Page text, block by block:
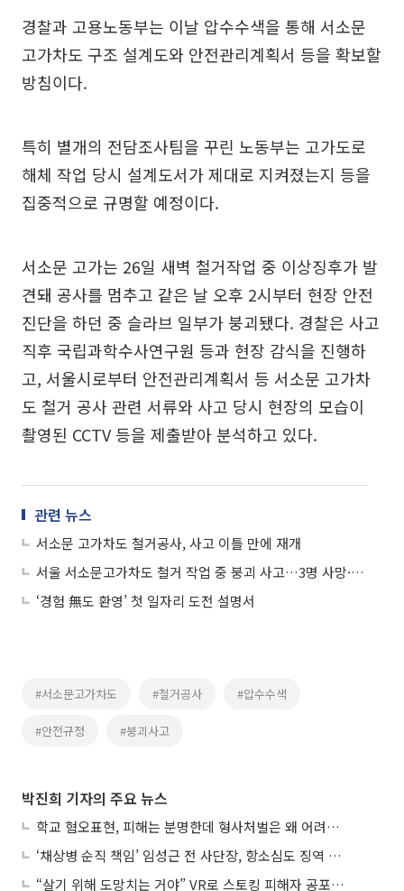
경찰과 고용노동부는 이날 압수수색을 통해 서소문
고가차도 구조 설계도와 안전관리계획서 등을 확보할
방침이다.
특히 별개의 전담조사팀을 꾸린 노동부는 고가도로
해체 작업 당시 설계도서가 제대로 지켜졌는지 등을
집중적으로 규명할 예정이다.
서소문 고가는 26일 새벽 철거작업 중 이상징후가 발
견돼 공사를 멈추고 같은 날 오후 2시부터 현장 안전
진단을 하던 중 슬라브 일부가 붕괴됐다. 경찰은 사고
직후 국립과학수사연구원 등과 현장 감식을 진행하
고, 서울시로부터 안전관리계획서 등 서소문 고가차
도 철거 공사 관련 서류와 사고 당시 현장의 모습이
촬영된 CCTV 등을 제출받아 분석하고 있다.
관련 뉴스
서소문 고가차도 철거공사, 사고 이틀 만에 재개
서울 서소문고가차도 철거 작업 중 붕괴 사고…3명 사망·3명 부상
‘경험 無도 환영’ 첫 일자리 도전 설명서
#서소문고가차도 #철거공사 #압수수색
#안전규정 #붕괴사고
박진희 기자의 주요 뉴스
학교 혐오표현, 피해는 분명한데 형사처벌은 왜 어려울까?
‘채상병 순직 책임’ 임성근 전 사단장, 항소심도 징역 3년
“살기 위해 도망치는 거야” VR로 스토킹 피해자 공포 마주한 수형자들